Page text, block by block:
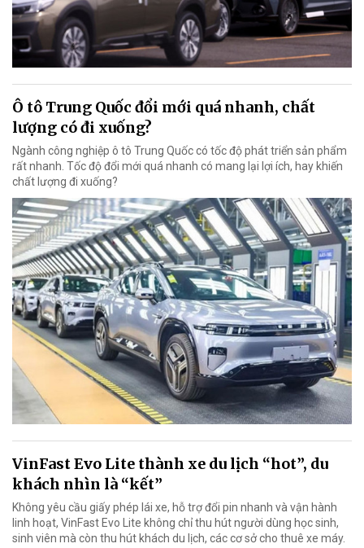
Ô tô Trung Quốc đổi mới quá nhanh, chất
lượng có đi xuống?
Ngành công nghiệp ô tô Trung Quốc có tốc độ phát triển sản phẩm
rất nhanh. Tốc độ đổi mới quá nhanh có mang lại lợi ích, hay khiến
chất lượng đi xuống?
VinFast Evo Lite thành xe du lịch “hot”, du
khách nhìn là “kết”
Không yêu cầu giấy phép lái xe, hỗ trợ đổi pin nhanh và vận hành
linh hoạt, VinFast Evo Lite không chỉ thu hút người dùng học sinh,
sinh viên mà còn thu hút khách du lịch, các cơ sở cho thuê xe máy.